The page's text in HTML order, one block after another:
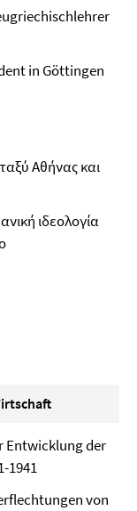
in Göttingen
Αθήνας και
ιδεολογία
Entwicklung der
1941
von